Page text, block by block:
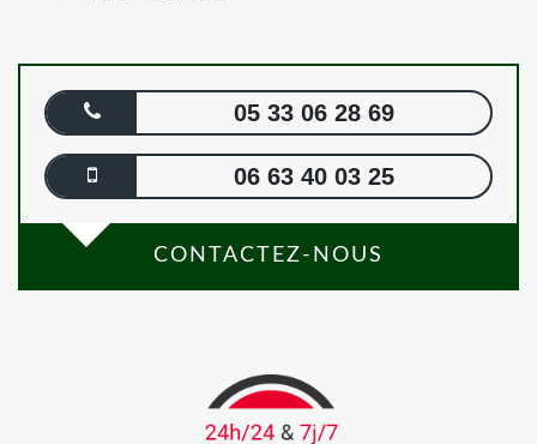
05 33 06 28 69
06 63 40 03 25
CONTACTEZ-NOUS